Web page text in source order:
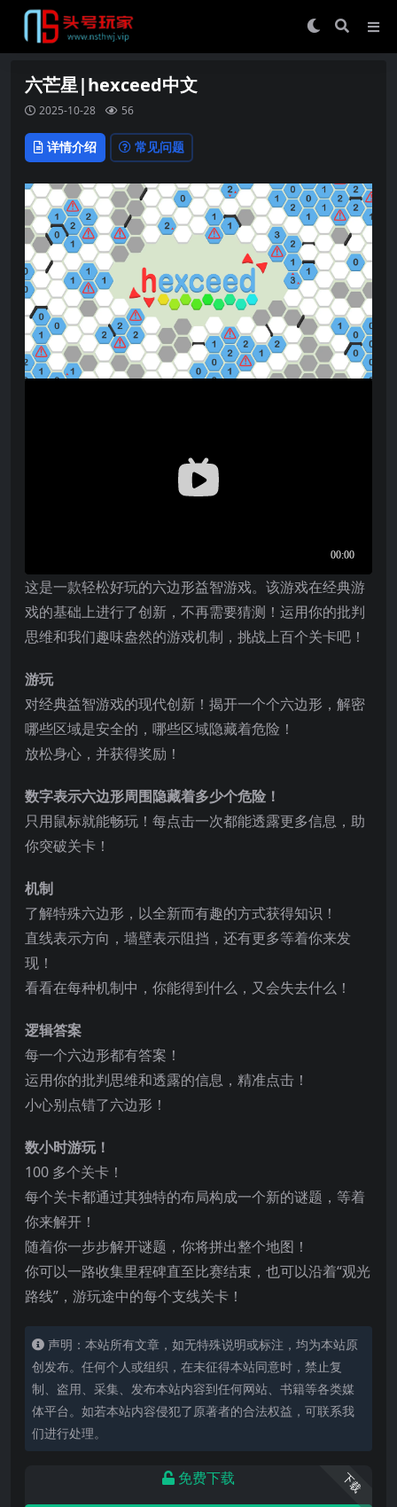
六芒星|hexceed中文
2025-10-28 56
详情介绍 常见问题
这是一款轻松好玩的六边形益智游戏。该游戏在经典游
戏的基础上进行了创新，不再需要猜测！运用你的批判
思维和我们趣味盎然的游戏机制，挑战上百个关卡吧！
游玩
对经典益智游戏的现代创新！揭开一个个六边形，解密
哪些区域是安全的，哪些区域隐藏着危险！
放松身心，并获得奖励！
数字表示六边形周围隐藏着多少个危险！
只用鼠标就能畅玩！每点击一次都能透露更多信息，助
你突破关卡！
机制
了解特殊六边形，以全新而有趣的方式获得知识！
直线表示方向，墙壁表示阻挡，还有更多等着你来发
现！
看看在每种机制中，你能得到什么，又会失去什么！
逻辑答案
每一个六边形都有答案！
运用你的批判思维和透露的信息，精准点击！
小心别点错了六边形！
数小时游玩！
100 多个关卡！
每个关卡都通过其独特的布局构成一个新的谜题，等着
你来解开！
随着你一步步解开谜题，你将拼出整个地图！
你可以一路收集里程碑直至比赛结束，也可以沿着“观光
路线”，游玩途中的每个支线关卡！
声明：本站所有文章，如无特殊说明或标注，均为本站原
创发布。任何个人或组织，在未征得本站同意时，禁止复
制、盗用、采集、发布本站内容到任何网站、书籍等各类媒
体平台。如若本站内容侵犯了原著者的合法权益，可联系我
们进行处理。
下载
免费下载